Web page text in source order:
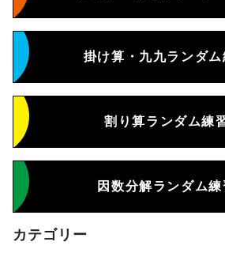
掛け算・九九ランダム
割り算ランダム練
因数分解ランダム練
カテゴリー